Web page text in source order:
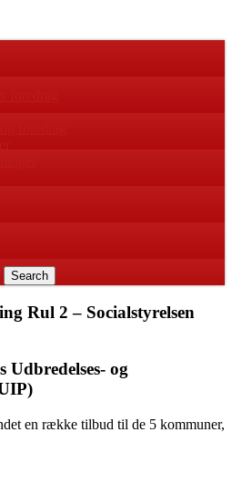
Rul 2 – Socialstyrelsen
Udbredelses- og
en række tilbud til de 5 kommuner,